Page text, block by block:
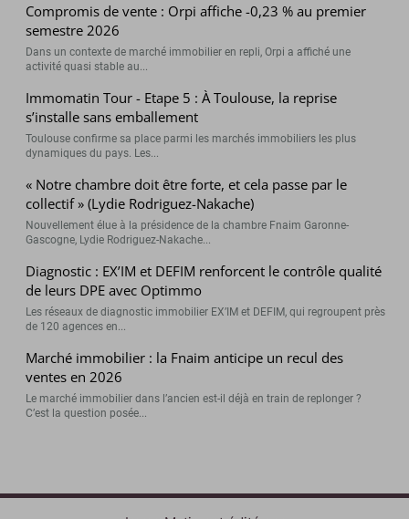
Compromis de vente : Orpi affiche -0,23 % au premier
semestre 2026
Dans un contexte de marché immobilier en repli, Orpi a affiché une
activité quasi stable au...
Immomatin Tour - Etape 5 : À Toulouse, la reprise
s’installe sans emballement
Toulouse confirme sa place parmi les marchés immobiliers les plus
dynamiques du pays. Les...
« Notre chambre doit être forte, et cela passe par le
collectif » (Lydie Rodriguez-Nakache)
Nouvellement élue à la présidence de la chambre Fnaim Garonne-
Gascogne, Lydie Rodriguez-Nakache...
Diagnostic : EX’IM et DEFIM renforcent le contrôle qualité
de leurs DPE avec Optimmo
Les réseaux de diagnostic immobilier EX’IM et DEFIM, qui regroupent près
de 120 agences en...
Marché immobilier : la Fnaim anticipe un recul des
ventes en 2026
Le marché immobilier dans l’ancien est-il déjà en train de replonger ?
C’est la question posée...